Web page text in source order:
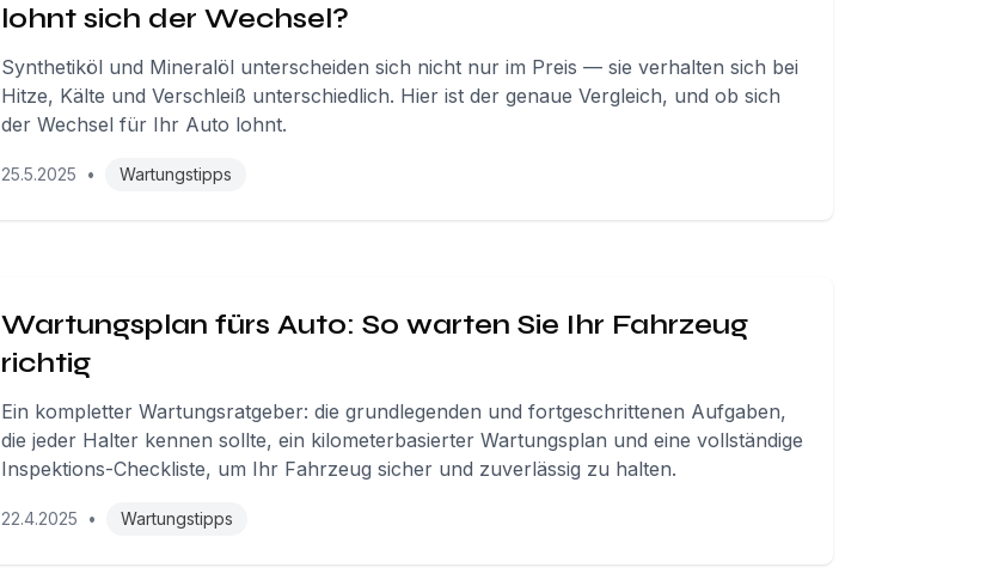
lohnt sich der Wechsel?
Synthetiköl und Mineralöl unterscheiden sich nicht nur im Preis — sie verhalten sich bei
Hitze, Kälte und Verschleiß unterschiedlich. Hier ist der genaue Vergleich, und ob sich
der Wechsel für Ihr Auto lohnt.
25.5.2025 • Wartungstipps
Wartungsplan fürs Auto: So warten Sie Ihr Fahrzeug
richtig
Ein kompletter Wartungsratgeber: die grundlegenden und fortgeschrittenen Aufgaben,
die jeder Halter kennen sollte, ein kilometerbasierter Wartungsplan und eine vollständige
Inspektions-Checkliste, um Ihr Fahrzeug sicher und zuverlässig zu halten.
22.4.2025 • Wartungstipps